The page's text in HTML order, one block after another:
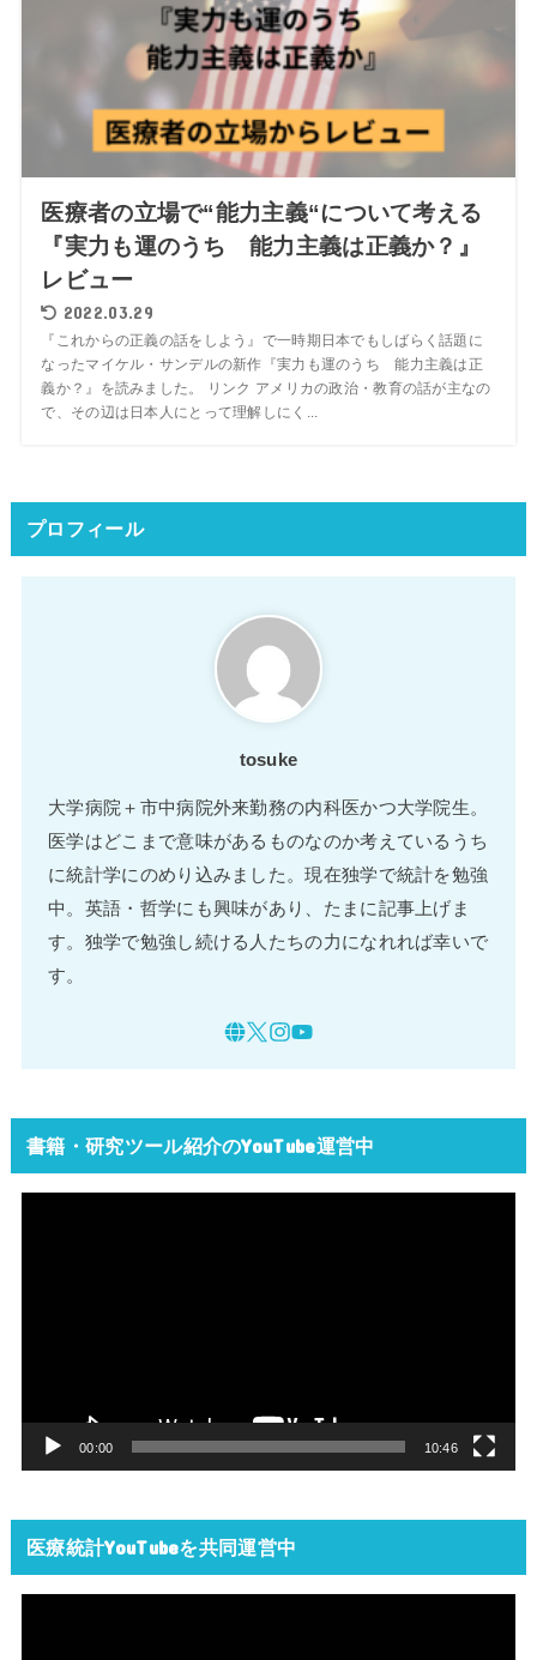
医療者の立場で“能力主義“について考える
『実力も運のうち 能力主義は正義か？』
レビュー
2022.03.29
『これからの正義の話をしよう』で一時期日本でもしばらく話題に
なったマイケル・サンデルの新作『実力も運のうち 能力主義は正
義か？』を読みました。 リンク アメリカの政治・教育の話が主なの
で、その辺は日本人にとって理解しにく...
プロフィール
tosuke
大学病院＋市中病院外来勤務の内科医かつ大学院生。
医学はどこまで意味があるものなのか考えているうち
に統計学にのめり込みました。現在独学で統計を勉強
中。英語・哲学にも興味があり、たまに記事上げま
す。独学で勉強し続ける人たちの力になれれば幸いで
す。
書籍・研究ツール紹介のYouTube運営中
00:00 10:46
医療統計YouTubeを共同運営中